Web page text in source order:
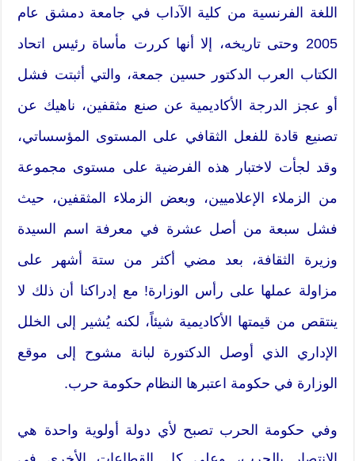
اللغة الفرنسية من كلية الآداب في جامعة دمشق عام
2005 وحتى تاريخه، إلا أنها كررت مأساة رئيس اتحاد
الكتاب العرب الدكتور حسين جمعة، والتي أثبتت فشل
أو عجز الدرجة الأكاديمية عن صنع مثقفين، ناهيك عن
تصنيع قادة للفعل الثقافي على المستوى المؤسساتي،
وقد لجأت لاختبار هذه الفرضية على مستوى مجموعة
من الزملاء الإعلاميين، وبعض الزملاء المثقفين، حيث
فشل سبعة من أصل عشرة في معرفة اسم السيدة
وزيرة الثقافة، بعد مضي أكثر من ستة أشهر على
مزاولة عملها على رأس الوزارة! مع إدراكنا أن ذلك لا
ينتقص من قيمتها الأكاديمية شيئاً، لكنه يُشير إلى الخلل
الإداري الذي أوصل الدكتورة لبانة مشوح إلى موقع
الوزارة في حكومة اعتبرها النظام حكومة حرب.
وفي حكومة الحرب تصبح لأي دولة أولوية واحدة هي